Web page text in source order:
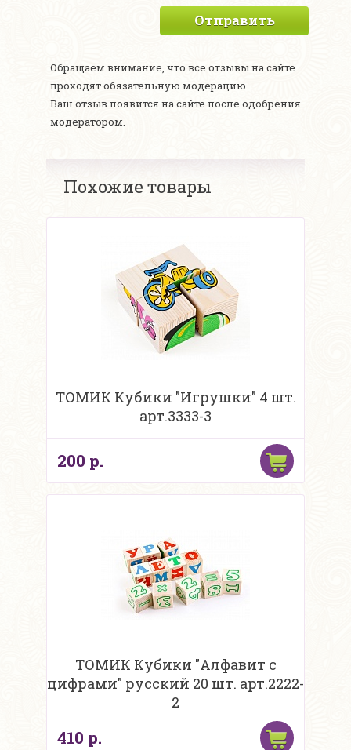
Отправить
Обращаем внимание, что все отзывы на сайте
проходят обязательную модерацию.
Ваш отзыв появится на сайте после одобрения
модератором.
Похожие товары
ТОМИК Кубики "Игрушки" 4 шт.
арт.3333-3
200 р.
ТОМИК Кубики "Алфавит с
цифрами" русский 20 шт. арт.2222-
2
410 р.